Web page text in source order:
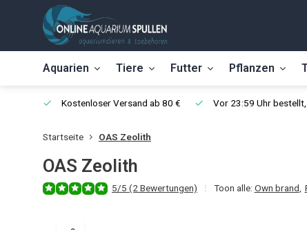
Aquarien Tiere Futter Pflanzen
Kostenloser Versand ab 80 € Vor 23:59 Uhr
Startseite OAS Zeolith
OAS Zeolith
5/5 (2 Bewertungen) Toon alle: Own brand